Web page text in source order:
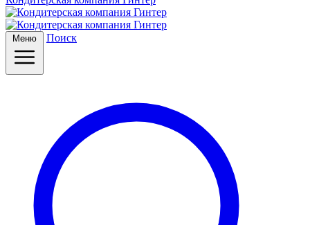
Меню Поиск